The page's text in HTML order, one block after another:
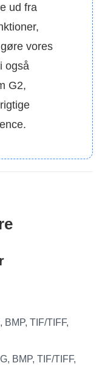
ud fra
vores
også
G2,
BMP, TIF/TIFF,
BMP, TIF/TIFF,